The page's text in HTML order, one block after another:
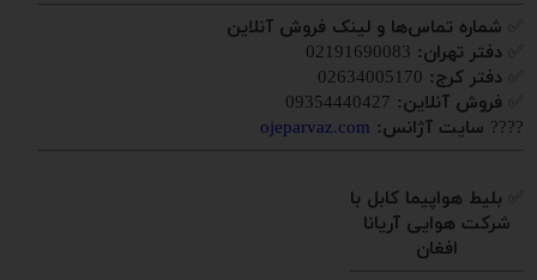
شماره تماس‌ها و لینک فروش آنلاین
دفتر تهران:
دفتر کرج:
فروش آنلاین:
???? سایت آژانس: ojeparvaz.com
بلیط هواپیما کابل با
شرکت هوایی آریانا
افغان